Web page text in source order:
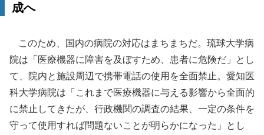
成へ
このため、国内の病院の対応はまちまちだ。琉球大学病
院は「医療機器に障害を及ぼすため、患者に危険だ」とし
て、院内と施設周辺で携帯電話の使用を全面禁止。愛知医
科大学病院は「これまで医療機器に与える影響から全面的
に禁止してきたが、行政機関の調査の結果、一定の条件を
守って使用すれば問題ないことが明らかになった」とし